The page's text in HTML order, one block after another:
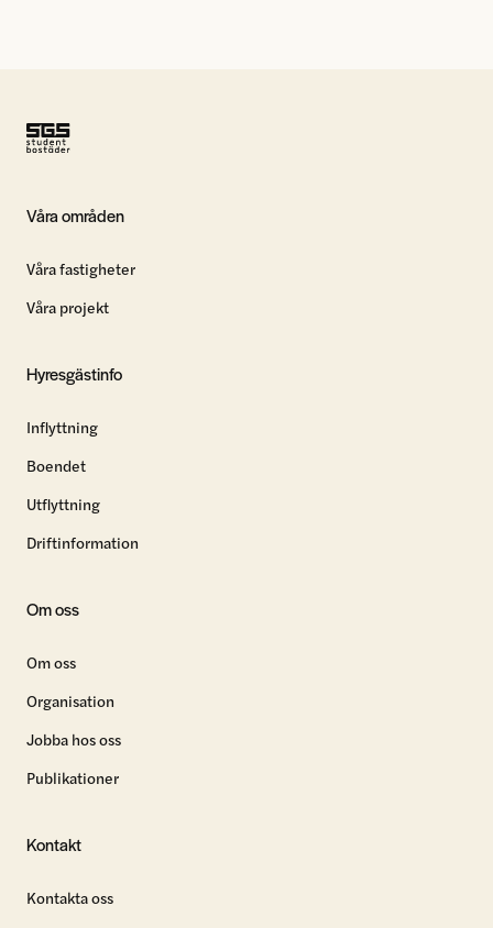
Våra områden
Våra fastigheter
Våra projekt
Hyresgästinfo
Inflyttning
Boendet
Utflyttning
Driftinformation
Om oss
Om oss
Organisation
Jobba hos oss
Publikationer
Kontakt
Kontakta oss